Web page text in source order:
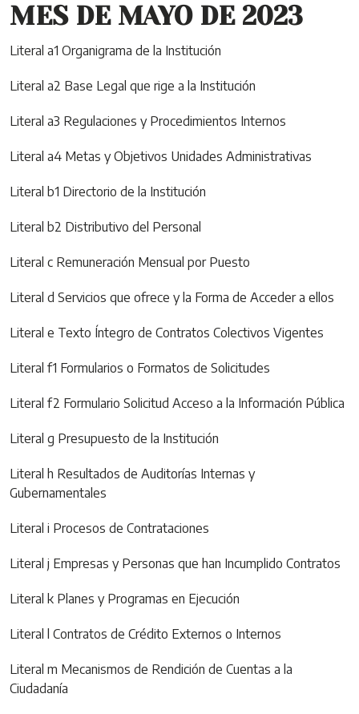
MES DE MAYO DE 2023
Literal a1 Organigrama de la Institución
Literal a2 Base Legal que rige a la Institución
Literal a3 Regulaciones y Procedimientos Internos
Literal a4 Metas y Objetivos Unidades Administrativas
Literal b1 Directorio de la Institución
Literal b2 Distributivo del Personal
Literal c Remuneración Mensual por Puesto
Literal d Servicios que ofrece y la Forma de Acceder a ellos
Literal e Texto Íntegro de Contratos Colectivos Vigentes
Literal f1 Formularios o Formatos de Solicitudes
Literal f2 Formulario Solicitud Acceso a la Información Pública
Literal g Presupuesto de la Institución
Literal h Resultados de Auditorías Internas y
Gubernamentales
Literal i Procesos de Contrataciones
Literal j Empresas y Personas que han Incumplido Contratos
Literal k Planes y Programas en Ejecución
Literal l Contratos de Crédito Externos o Internos
Literal m Mecanismos de Rendición de Cuentas a la
Ciudadanía